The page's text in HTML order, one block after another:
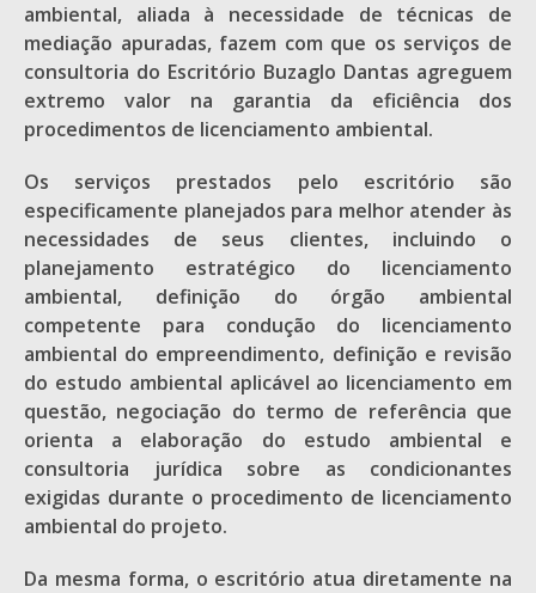
ambiental, aliada à necessidade de técnicas de
mediação apuradas, fazem com que os serviços de
consultoria do Escritório Buzaglo Dantas agreguem
extremo valor na garantia da eficiência dos
procedimentos de licenciamento ambiental.
Os serviços prestados pelo escritório são
especificamente planejados para melhor atender às
necessidades de seus clientes, incluindo o
planejamento estratégico do licenciamento
ambiental, definição do órgão ambiental
competente para condução do licenciamento
ambiental do empreendimento, definição e revisão
do estudo ambiental aplicável ao licenciamento em
questão, negociação do termo de referência que
orienta a elaboração do estudo ambiental e
consultoria jurídica sobre as condicionantes
exigidas durante o procedimento de licenciamento
ambiental do projeto.
Da mesma forma, o escritório atua diretamente na